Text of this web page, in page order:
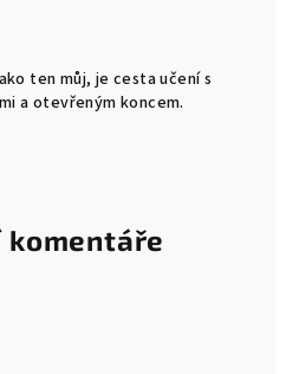
ten můj, je cesta učení s
a otevřeným koncem.
komentáře